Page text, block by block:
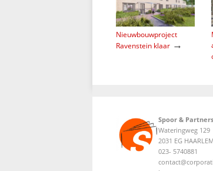
Nieuwbouwproject
Ravenstein klaar →
Spoor & Partners
Wateringweg 129
2031 EG HAARLEM
023- 5740881